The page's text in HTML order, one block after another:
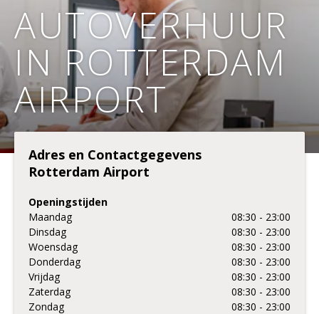
AUTOVERHUUR
IN ROTTERDAM
AIRPORT
Adres en Contactgegevens
Rotterdam Airport
Openingstijden
Maandag
08:30 - 23:00
Dinsdag
08:30 - 23:00
Woensdag
08:30 - 23:00
Donderdag
08:30 - 23:00
Vrijdag
08:30 - 23:00
Zaterdag
08:30 - 23:00
Zondag
08:30 - 23:00